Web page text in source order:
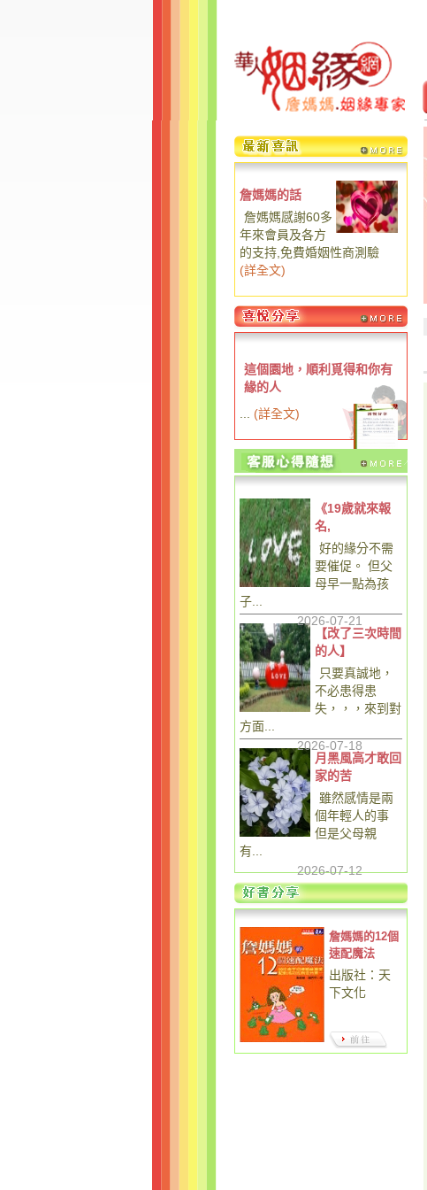
詹媽媽的話
詹媽媽感謝60多
年來會員及各方
的支持,免費婚姻性商測驗
(詳全文)
這個園地，順利覓得和你有
緣的人
(詳全文)
《19歲就來報
名,
好的緣分不需
要催促。 但父
母早一點為孩
子...
2026-07-21
【改了三次時間
的人】
只要真誠地，
不必患得患
失，，，來到對
方面...
2026-07-18
月黑風高才敢回
家的苦
雖然感情是兩
個年輕人的事
但是父母親
有...
2026-07-12
詹媽媽的12個
速配魔法
出版社：天
下文化